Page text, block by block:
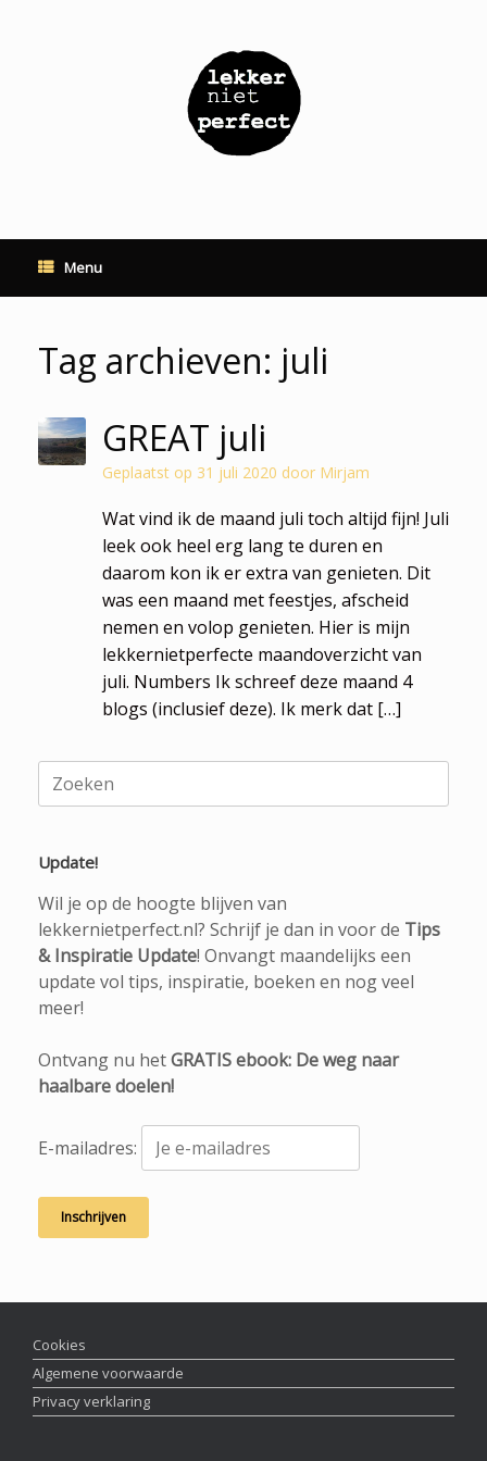
Menu
Tag archieven: juli
GREAT juli
Geplaatst op 31 juli 2020 door Mirjam
Wat vind ik de maand juli toch altijd fijn! Juli
leek ook heel erg lang te duren en
daarom kon ik er extra van genieten. Dit
was een maand met feestjes, afscheid
nemen en volop genieten. Hier is mijn
lekkernietperfecte maandoverzicht van
juli. Numbers Ik schreef deze maand 4
blogs (inclusief deze). Ik merk dat […]
Zoeken
naar:
Update!
Wil je op de hoogte blijven van
lekkernietperfect.nl? Schrijf je dan in voor de Tips
& Inspiratie Update! Onvangt maandelijks een
update vol tips, inspiratie, boeken en nog veel
meer!
Ontvang nu hetGRATIS ebook: De weg naar
haalbare doelen!
E-mailadres:
Cookies
Algemene voorwaarde
Privacy verklaring